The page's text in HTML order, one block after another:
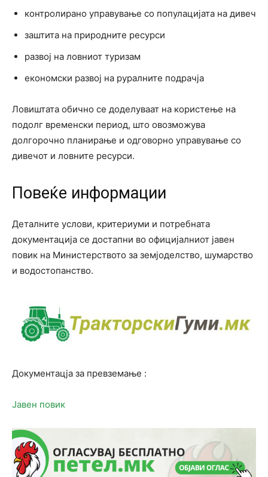
контролирано управување со популацијата на дивеч
заштита на природните ресурси
развој на ловниот туризам
економски развој на руралните подрачја
Ловиштата обично се доделуваат на користење на
подолг временски период, што овозможува
долгорочно планирање и одговорно управување со
дивечот и ловните ресурси.
Повеќе информации
Деталните услови, критериуми и потребната
документација се достапни во официјалниот јавен
повик на Министерството за земјоделство, шумарство
и водостопанство.
Документацја за превземање :
Јавен повик